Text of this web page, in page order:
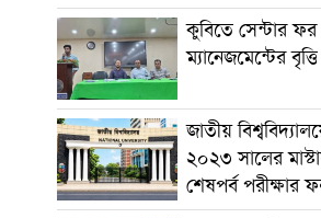
কুবিতে সেন্টার
ম্যানেজমেন্টের
জাতীয়
২০২৩ সালের
শেষপর্ব পরীক্ষার